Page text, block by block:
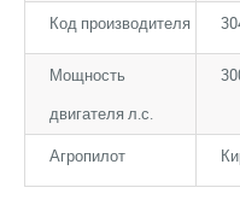
Код производителя
Мощность
двигателя л.с.
Агропилот